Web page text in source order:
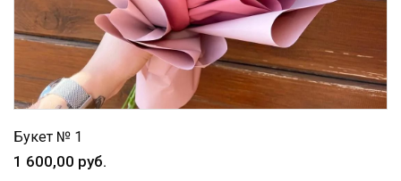
Букет № 1
1 600,00 руб.